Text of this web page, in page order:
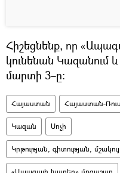
Հիշեցնենք, որ
կունենան Կազանում
մարտի 3–ը:
Հայաստան Հայաստան-
Կազան Սոչի
Կրթության, գիտության,